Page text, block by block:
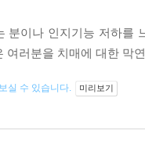
분이나 인지기능 저하를
여러분을 치매에 대한 막
실 수 있습니다. 미리보기